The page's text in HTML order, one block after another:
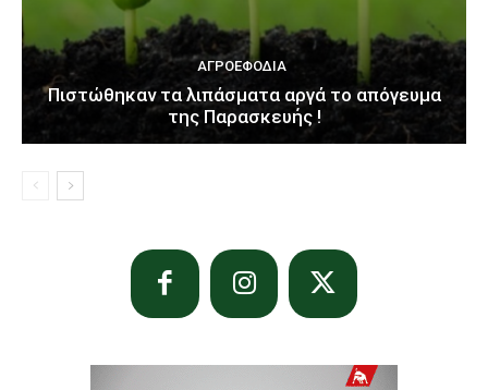
ΑΓΡΟΕΦΌΔΙΑ
Πιστώθηκαν τα λιπάσματα αργά το απόγευμα
της Παρασκευής !